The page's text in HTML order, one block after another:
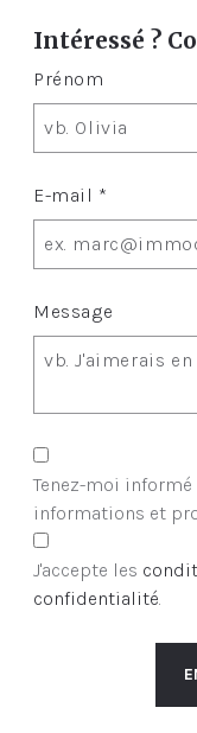
Intéressé ?
Prénom
E-mail *
Message
Tenez-moi
informations et
J'accepte les
confidentialité.